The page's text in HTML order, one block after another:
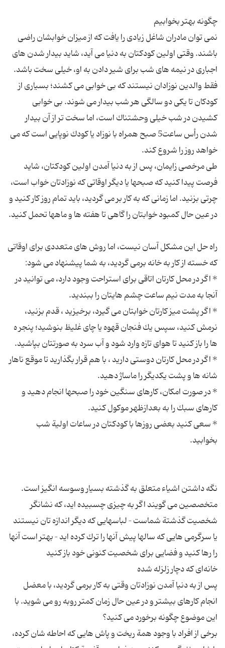
نمی توان مادران شاغل زیادی را یافت كه از میزان خوابشان راضی
باشند. وقتی اولین كودكتان به دنیا می آید، شاید بیدار شدن های
اجباری در نیمه های شب برای شیر دادن به او، خیلی سخت باشد.
فقط والدین نوزادان نیستند كه بی خوابی می كشند؛ بسیاری از
كودكان تا یكی دو سالگی هر شب بیدار می شوند. بی خوابی
كشیدن در شب خیلی وحشتناك است، اما سخت تر از آن بیدار
شدن رأس ساعت5 صبح همراه با نوزاد یا كودك نوپایی است كه می
طی مرخصی زایمان، پس از به دنیا آمدن اولین كودكتان، شاید
فرصت پیدا كنید كه صبحها یا دیگر اوقاتی كه نوزادتان خواب است،
چرتی بزنید. اما زمانی كه به كار بر می گردید، باید تمام روز كار كنید و
راه حل این مشكل آسان نیست، اما روش های متعددی برای اوقاتی
* اگر در محل كارتان اتاقی برای استراحت وجود دارد، می توانید در
* اگر پشت میز كارتان خوابتان می گیرد، برخیزید ، قدم بزنید،
نرمش كنید، سپس یك فنجان قهوه یا چای غلیظ بنوشید؛ پنجر ه
* اگر در محل كارتان دوستی دارید ، با هم قرار بگذارید تا موقع ناهار
* در صورت امكان، كارهای سنگین خود را صبحها انجام دهید و
* سعی كنید بعضی روزها با كودكتان در ساعات اولیة شب
نگه داشتن اشیاء متعلق به گذشته بسیار وسوسه انگیز است.
متخصصین می گویند اگر به چیزی چسبیده اید، كه نشانگر
شخصیت گذشتة شماست – لباسهایی كه دیگر اندازه تان نیستند
یا سرگرمی هایی كه سالها پیش آنها را ترك كرده اید – بهتر است آنها
پس از به دنیا آمدن نوزادتان وقتی به كار برمی گردید، با معضل
انجام كارهای بیشتر و در عین حال زمان كمتر روبه رو می شوید. با
برخی از افراد با وجود همة ریخت و پاش هایی كه احاطه شان كرده،